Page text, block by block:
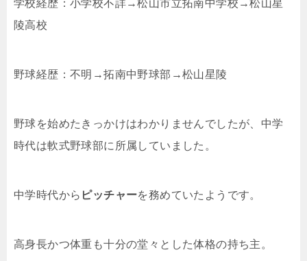
学校経歴：小学校不詳→松山市立拓南中学校→松山星
陵高校
野球経歴：不明→拓南中野球部→松山星陵
野球を始めたきっかけはわかりませんでしたが、中学
時代は軟式野球部に所属していました。
中学時代から ピッチャーを務めていたようです。
高身長かつ体重も十分の堂々とした体格の持ち主。